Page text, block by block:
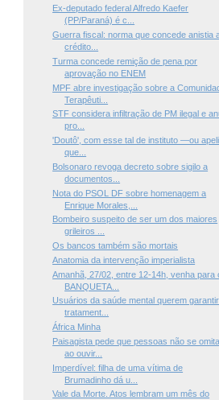
Ex-deputado federal Alfredo Kaefer
(PP/Paraná) é c...
Guerra fiscal: norma que concede anistia
crédito...
Turma concede remição de pena por
aprovação no ENEM
MPF abre investigação sobre a
Terapêuti...
STF considera infiltração de PM ilegal e
pro...
'Doutô', com esse tal de instituto —ou
que...
Bolsonaro revoga decreto sobre sigilo a
documentos...
Nota do PSOL DF sobre homenagem a
Enrique Morales,...
Bombeiro suspeito de ser um dos maiores
grileiros ...
Os bancos também são mortais
Anatomia da intervenção imperialista
Amanhã, 27/02, entre 12-14h, venha para
BANQUETA...
Usuários da saúde mental querem garantir
tratament...
África Minha
Paisagista pede que pessoas não se
ao ouvir...
Imperdível: filha de uma vítima de
Brumadinho dá u...
Vale da Morte. Atos lembram um mês do